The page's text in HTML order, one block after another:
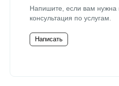
Напишите, если вам
консультация по услугам.
Написать